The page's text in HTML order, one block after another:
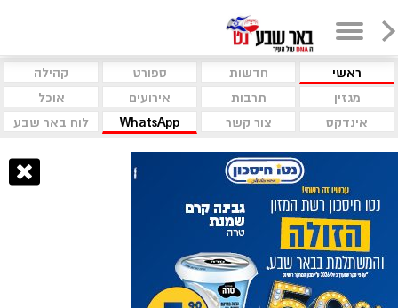
ראשי חדשות ספורט
קהילה
מגזין
תרבות אירועים
אוכל
אינדקס
צור קשר WhatsApp לוח באר שבע